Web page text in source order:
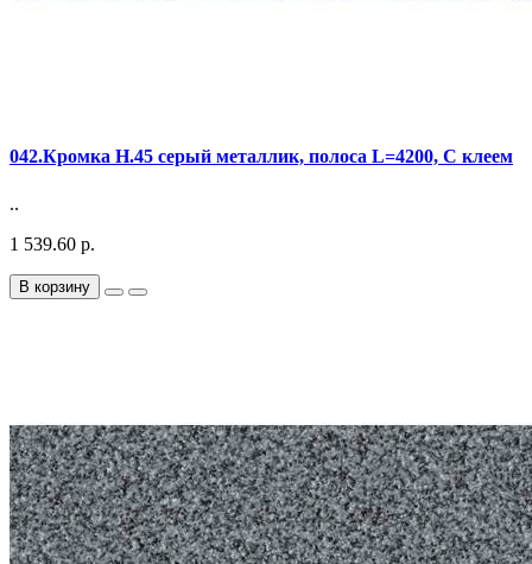
042.Кромка Н.45 серый металлик, полоса L=4200, С клеем
..
1 539.60 р.
В корзину